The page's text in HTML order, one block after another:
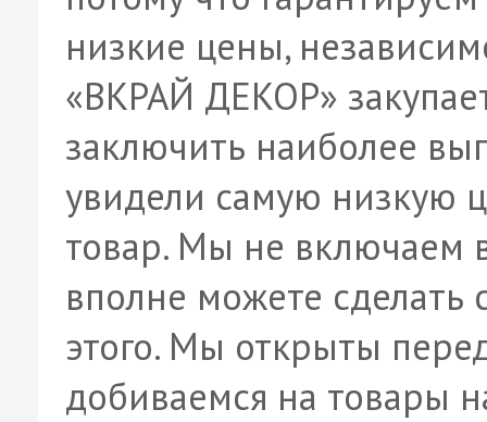
низкие цены,
«ВКРАЙ ДЕКОР»
заключить наиболее
увидели самую низкую
товар. Мы не включаем
вполне можете сделать
этого. Мы открыты
добиваемся на товары